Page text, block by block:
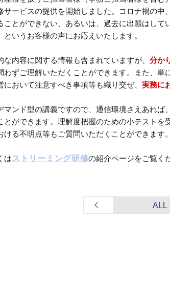
サービスの提供を開始しました。コロナ禍の
ことができない、あるいは、過去に出願はし
というお客様の声にお応えいたします。
な内容に関する情報も含まれていますが、 分か
わずご理解いただくことができます。また、単
において注意すべき事項等も織り交ぜ、 実務に
マンド型の講義ですので、通信環境さえあれ
とができます。理解度把握のための小テスト
ける不明点等もご質問いただくことができます。
はストリーミング研修の紹介ページをご覧く
ALL